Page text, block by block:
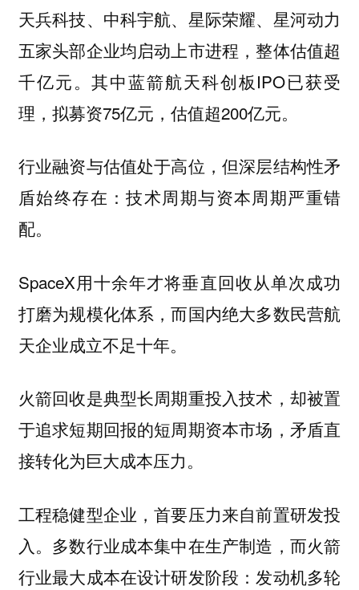
天兵科技、中科宇航、星际荣耀、星河动力
五家头部企业均启动上市进程，整体估值超
千亿元。其中蓝箭航天科创板IPO已获受
理，拟募资75亿元，估值超200亿元。
行业融资与估值处于高位，但深层结构性矛
盾始终存在：技术周期与资本周期严重错
配。
SpaceX用十余年才将垂直回收从单次成功
打磨为规模化体系，而国内绝大多数民营航
天企业成立不足十年。
火箭回收是典型长周期重投入技术，却被置
于追求短期回报的短周期资本市场，矛盾直
接转化为巨大成本压力。
工程稳健型企业，首要压力来自前置研发投
入。多数行业成本集中在生产制造，而火箭
行业最大成本在设计研发阶段：发动机多轮